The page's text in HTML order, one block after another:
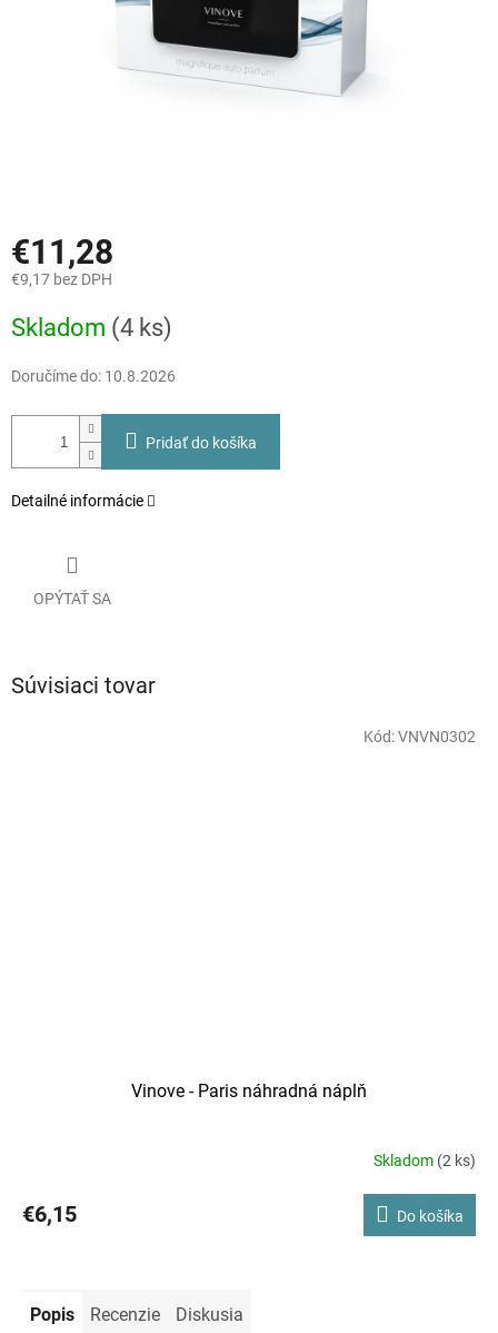
€11,28
€9,17 bez DPH
cena:
Skladom (4 ks)
Doručíme do: 10.8.2026
Pridať do košíka
Detailné informácie
OPÝTAŤ SA
Súvisiaci tovar
Vinove - Paris náhradná náplň
Skladom (2 ks)
€6,15 Do košíka
Kód:VNVN0302
Popis Recenzie Diskusia